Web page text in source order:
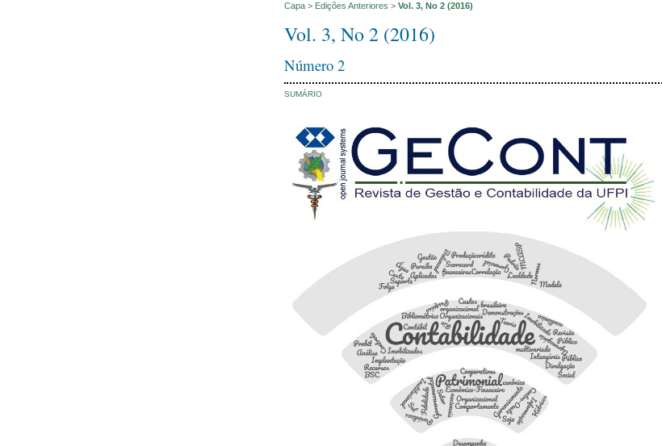
Capa > Edições Anteriores > Vol. 3, No 2 (2016)
Vol. 3, No 2 (2016)
Número 2
SUMÁRIO